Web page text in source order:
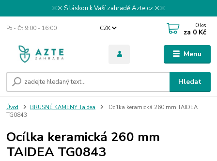
※※ S láskou k Vaší zahradě Azte.cz ※※
Menu
CZK
Hledat
Po - Čt 9:00 - 16:00 0 ks
za 0 Kč
Úvod BRUSNÉ KAMENY Taidea
Ocílka keramická 260 mm TAIDEA
TG0843
Ocílka keramická 260 mm
TAIDEA TG0843